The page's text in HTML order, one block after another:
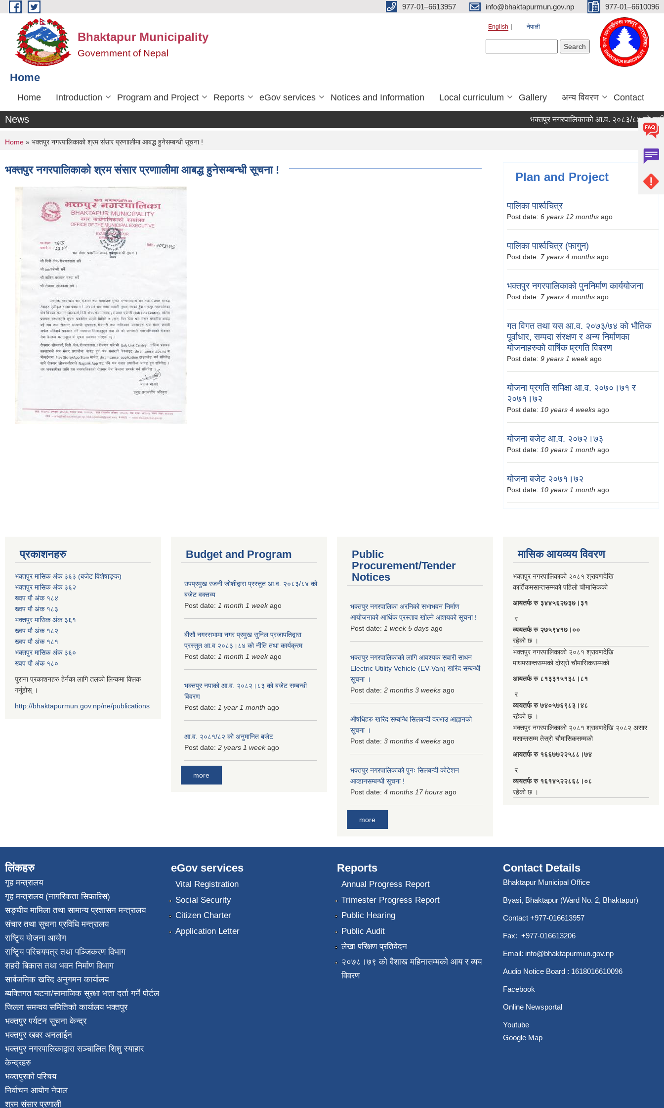
Skip to main content 977-01–6613957 info@bhaktapurmun.gov.np 977-01–6610096
Bhaktapur Municipality
Government of Nepal
English नेपाली
Home
Home Introduction Program and Project Reports eGov services Notices and Information Local curriculum Gallery अन्य विवरण Contact
News भक्तपुर नगरपालिकाको आ.व. २०८३/८४ को लागि
You are here
Home » भक्तपुर नगरपालिकाको श्रम संसार प्रणाालीमा आबद्ध हुनेसम्बन्धी सूचना !
भक्तपुर नगरपालिकाको श्रम संसार प्रणाालीमा आबद्ध हुनेसम्बन्धी सूचना !
Plan and Project
पालिका पार्श्वचित्र
Post date: 6 years 12 months ago
पालिका पार्श्वचित्र (फागुन)
Post date: 7 years 4 months ago
भक्तपुर नगरपालिकाको पुननिर्माण कार्ययोजना
Post date: 7 years 4 months ago
गत विगत तथा यस आ.व. २०७३/७४ को भौतिक
पूूर्वाधार, सम्पदा संरक्षण र अन्य निर्माणका
योजनाहरुको वार्षिक प्र्रगति विबरण
Post date: 9 years 1 weekago
योजना प्रगति समिक्षा आ.व. २०७०।७१ र
२०७१।७२
Post date: 10 years 4 weeks ago
योजना बजेट आ.व. २०७२।७३
Post date: 10 years 1 month ago
योजना बजेट २०७१।७२
Post date: 10 years 1 month ago
प्रकाशनहरु
भक्तपुर मासिक अंक ३६३ (बजेट विशेषाङ्क)
भक्तपुर मासिक अंक ३६२
ख्वप पौ अंक १८४
ख्वप पौ अंक १८३
भक्तपुर मासिक अंक ३६१
ख्वप पौ अंक १८२
ख्वप पौ अंक १८१
भक्तपुर मासिक अंक ३६०
ख्वप पौ अंक १८०
पुराना प्रकाशनहरु हेर्नका लागि तलको लिन्कमा क्लिक
गर्नुहोस् ।
http://bhaktapurmun.gov.np/ne/publications
Budget and Program
उपप्रमुख रजनी जोशीद्वारा प्रस्तुत आ.व. २०८३/८४ को
बजेट वक्तव्य
Post date: 1 month 1 weekago
बीसौं नगरसभामा नगर प्रमुख सुनिल प्रजापतिद्वारा
प्रस्तुत आ.व‍ २०८३।८४ को नीति तथा कार्यक्रम
Post date: 1 month 1 weekago
भक्तपुर नपाको आ.व. २०८२।८३ को बजेट सम्बन्धी
विवरण
Post date: 1 year 1 month ago
आ.व. २०८१/८२ को अनुमानित बजेट
Post date: 2 years 1 weekago
more
Public
Procurement/Tender
Notices
भक्तपुर नगरपालिका अरनिको सभाभवन निर्माण
आयोजनाको आर्थिक प्रस्ताव खोल्ने आशयको सूचना !
Post date: 1 week 5 days ago
भक्तपुर नगरपालिकाकाे लागि आवश्यक सवारी साधन
Electric Utility Vehicle (EV-Van) खरिद सम्बन्धी
सूचना ।
Post date: 2 months 3 weeks ago
औषधिहरु खरिद सम्बन्धि सिलबन्दी दरभाउ आह्वानको
सूचना ।
Post date: 3 months 4 weeks ago
भक्तपुर नगरपालिकाको पुनः सिलबन्दी कोटेशन
आव्हानसम्बन्धी सूचना !
Post date: 4 months 17 hours ago
more
मासिक आयव्यय विवरण
भक्तपुर नगरपालिकाको २०८१ श्रावणदेखि
कार्तिकमसान्तसम्मको पहिलो चौमासिकको
आयतर्फ रु‌ ३४४५६२७३७।३१
र
व्ययतर्फ रु २७५९४१७।००
रहेको छ ।
भक्तपुर नगरपालिकाको २०८१ श्रावणदेखि
माघमसान्तसम्मको दोस्रो चौमासिकसम्मको
आयतर्फ रु‌ ८१३३१५१३८।८१
र
व्ययतर्फ रु ७४०५७६९८३।४८
रहेको छ ।
भक्तपुर नगरपालिकाको २०८१ श्रावणदेखि २०८२ असार
मसान्तसम्म तेस्रो चौमासिकसम्मको
आयतर्फ रु‌ १६६७७२२५८८।७४
र
व्ययतर्फ रु १६१४५२२८६८।०८
रहेको छ ।
लिंकहरु
गृह मन्त्रालय
गृह मन्त्रालय (नागरिकता सिफारिस)
सङ्घीय मामिला तथा सामान्य प्रशासन मन्त्रालय
संचार तथा सुचना प्रविधि मन्त्रालय
राष्टि्ृय योजना आयोग
राष्टि्ृय परिचयपत्र तथा पञ्जिकरण विभाग
शहरी बिकास तथा भवन निर्माण विभाग
सार्बजनिक खरिद अनुगमन कार्यालय
ब्यक्तिगत घटना/सामाजिक सुरक्षा भत्ता दर्ता गर्ने पोर्टल
जिल्ला समन्वय समितिको कार्यालय भक्तपुर
भक्तपुर पर्यटन सुचना केन्द्र
भक्तपुर खबर अनलाईन
भक्तपुर नगरपालिकाद्वारा सञ्चालित शिशु स्याहार
केन्द्रहरु
भक्तपुरकाे परिचय
निर्वाचन आयोग नेपाल
श्रम संसार प्रणाली
eGov services
Vital Registration
Social Security
Citizen Charter
Application Letter
Reports
Annual Progress Report
Trimester Progress Report
Public Hearing
Public Audit
लेखा परिक्षण प्रतिवेदन
२०७८।७९ को वैशाख महिनासम्मको आय र व्यय
विवरण
Contact Details
Bhaktapur Municipal Office
Byasi, Bhaktapur (Ward No. 2, Bhaktapur)
Contact +977-016613957
Fax: +977-016613206
Email: info@bhaktapurmun.gov.np
Audio Notice Board : 1618016610096
Facebook
Online Newsportal
Youtube
Google Map